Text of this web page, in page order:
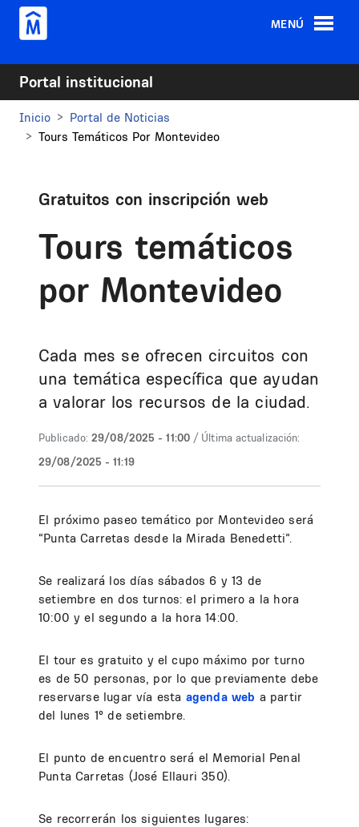
Pasar al contenido principal
MENÚ
Portal institucional
Inicio
Portal de Noticias
Tours Temáticos Por Montevideo
Gratuitos con inscripción web
Tours temáticos
por Montevideo
Cada mes se ofrecen circuitos con
una temática específica que ayudan
a valorar los recursos de la ciudad.
Publicado: 29/08/2025 - 11:00 / Última actualización:
29/08/2025 - 11:19
El próximo paseo temático por Montevideo será
“Punta Carretas desde la Mirada Benedetti”.
Se realizará los días sábados 6 y 13 de
setiembre en dos turnos: el primero a la hora
10:00 y el segundo a la hora 14:00.
El tour es gratuito y el cupo máximo por turno
es de 50 personas, por lo que previamente debe
reservarse lugar vía esta agenda web a partir
del lunes 1° de setiembre.
El punto de encuentro será el Memorial Penal
Punta Carretas (José Ellauri 350).
Se recorrerán los siguientes lugares: